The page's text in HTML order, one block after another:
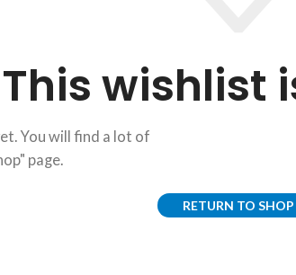
This wishlist
You will find a lot of
page.
RETURN TO SHOP